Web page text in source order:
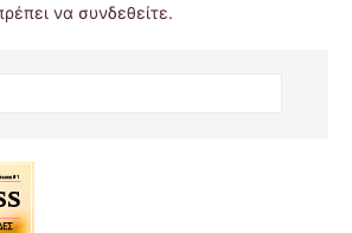
να συνδεθείτε.